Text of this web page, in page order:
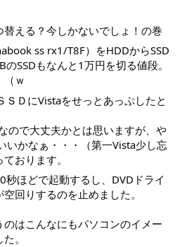
える？今しかないでしょ！の巻
ss rx1/T8F）をHDDからSSD
SSDもなんと1万円を切る値段。
（ｗ
ＳＤにVistaをせっとあっぷしたと
ので大丈夫かとは思いますが、や
いかなぁ・・・（第一Vista少し忘
おります。
秒ほどで起動するし、DVDドライ
回りするのを止めました。
はこんなにもパソコンのイメー
。